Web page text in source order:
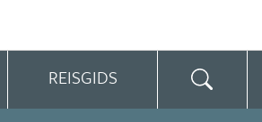
REISGIDS